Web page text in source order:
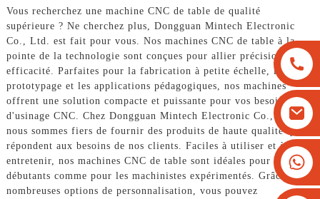
+8613825779334
+16266628193
Vous recherchez une machine CNC de table de qualité
supérieure ? Ne cherchez plus, Dongguan Mintech Electronic
Co., Ltd. est fait pour vous. Nos machines CNC de table à la
pointe de la technologie sont conçues pour allier précision et
efficacité. Parfaites pour la fabrication à petite échelle, le
prototypage et les applications pédagogiques, nos machines
offrent une solution compacte et puissante pour vos besoins
d'usinage CNC. Chez Dongguan Mintech Electronic Co., Ltd.,
nous sommes fiers de fournir des produits de haute qualité qui
répondent aux besoins de nos clients. Faciles à utiliser et à
entretenir, nos machines CNC de table sont idéales pour les
débutants comme pour les machinistes expérimentés. Grâce à nos
nombreuses options de personnalisation, vous pouvez